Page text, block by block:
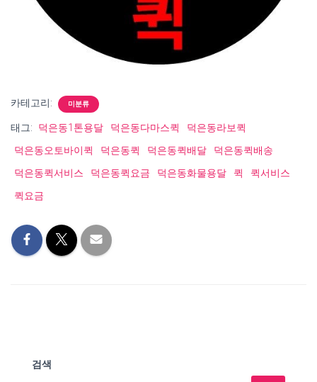
카테고리: 미분류
태그: 덕은동1톤용달 덕은동다마스퀵
덕은동라보퀵
덕은동오토바이퀵
덕은동퀵 덕은동퀵배달
덕은동퀵배송
덕은동퀵서비스
덕은동퀵요금 덕은동화물용달 퀵
퀵서비스
퀵요금
검색